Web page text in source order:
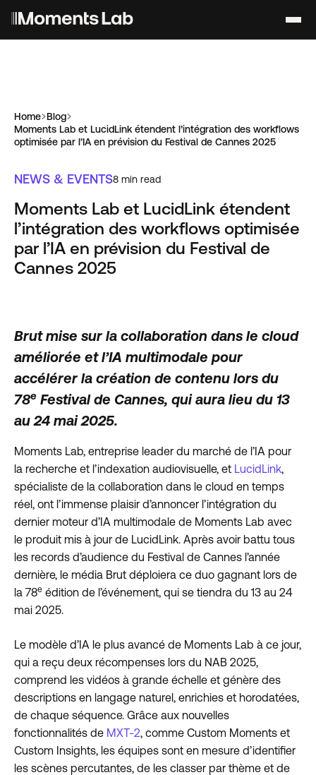
Home Blog
Moments Lab et LucidLink étendent l’intégration des workflows
optimisée par l’IA en prévision du Festival de Cannes 2025
NEWS & EVENTS8 min read
Moments Lab et LucidLink étendent
l’intégration des workflows optimisée
par l’IA en prévision du Festival de
Cannes 2025
Brut mise sur la collaboration dans le cloud
améliorée et l’IA multimodale pour
accélérer la création de contenu lors du
78e Festival de Cannes, qui aura lieu du 13
au 24 mai 2025.
Moments Lab, entreprise leader du marché de l’IA pour
la recherche et l’indexation audiovisuelle, et LucidLink,
spécialiste de la collaboration dans le cloud en temps
réel, ont l’immense plaisir d’annoncer l’intégration du
dernier moteur d’IA multimodale de Moments Lab avec
le produit mis à jour de LucidLink. Après avoir battu tous
les records d’audience du Festival de Cannes l’année
dernière, le média Brut déploiera ce duo gagnant lors de
la 78e édition de l’événement, qui se tiendra du 13 au 24
mai 2025.
Le modèle d’IA le plus avancé de Moments Lab à ce jour,
qui a reçu deux récompenses lors du NAB 2025,
comprend les vidéos à grande échelle et génère des
descriptions en langage naturel, enrichies et horodatées,
de chaque séquence. Grâce aux nouvelles
fonctionnalités de MXT-2, comme Custom Moments et
Custom Insights, les équipes sont en mesure d’identifier
les scènes percutantes, de les classer par thème et de